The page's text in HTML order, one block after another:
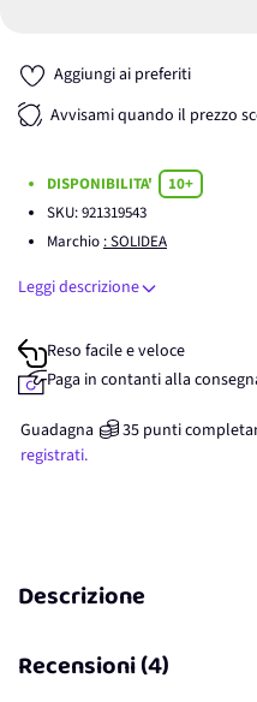
Aggiungi ai preferiti
Avvisami quando il prezzo
DISPONIBILITA'
10+
SKU:921319543
Marchio : SOLIDEA
Leggi descrizione
Reso facile e veloce
Paga in contanti alla
Guadagna 35 punti
registrati.
Descrizione
Recensioni (4)